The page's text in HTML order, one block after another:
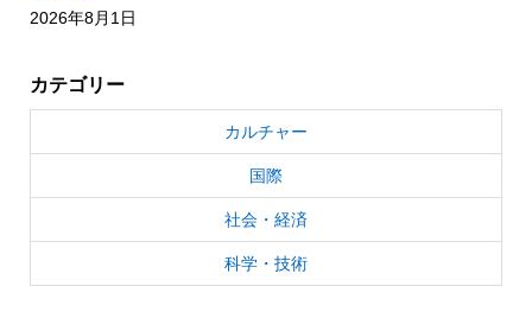
2026年8月1日
カテゴリー
カルチャー
国際
社会・経済
科学・技術